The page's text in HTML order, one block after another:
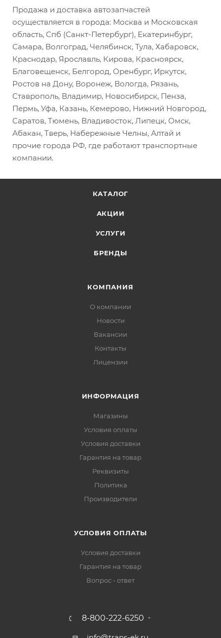
Продажа и доставка автозапчастей
осуществляется в города: Москва и Московская
область, Спб (Санкт-Петербург), Екатеринбург,
Самара, Волгоград, Челябинск, Тула, Хабаровск,
Краснодар, Ярославль, Кирова, Красноярск,
Благовещенск, Белгород, Оренбург, Иркутск,
Ростов на Дону, Воронеж, Вологда, Рязань,
Ставрополь, Владимир, Новосибирск, Пенза,
Пермь, Уфа, Казань, Кемерово, Нижний Новгород,
Саратов, Тюмень, Владивосток, Липецк, Омск,
Абакан, Тверь, Набережные Челны, Алтай и
прочие города РФ, где работают транспортные
компании.
КАТАЛОГ
АКЦИИ
УСЛУГИ
БРЕНДЫ
КОМПАНИЯ
О компании
Новости
Вакансии
Контакты
Лицензии
ИНФОРМАЦИЯ
Магазины
Условия оплаты
Условия доставки
Гарантия на товар
Реквизиты
Политика
Производители
УСЛОВИЯ ОПЛАТЫ
Условия доставки
Гарантия на товар
Вопрос - ответ
8-800-222-6250